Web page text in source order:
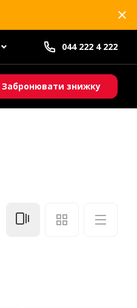
044 222 4 222
Забронювати знижку